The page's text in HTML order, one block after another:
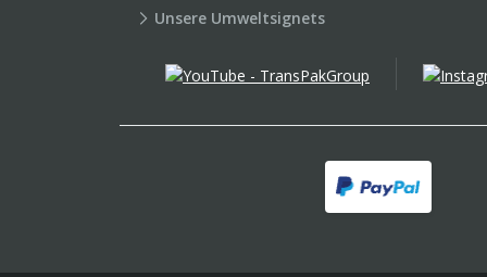
Unsere Umweltsignets